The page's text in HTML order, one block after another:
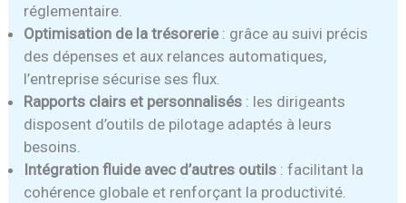
réglementaire.
Optimisation de la trésorerie: grâce au suivi précis
des dépenses et aux relances automatiques,
l’entreprise sécurise ses flux.
Rapports clairs et personnalisés : les dirigeants
disposent d’outils de pilotage adaptés à leurs
besoins.
Intégration fluide avec d’autres outils : facilitant la
cohérence globale et renforçant la productivité.